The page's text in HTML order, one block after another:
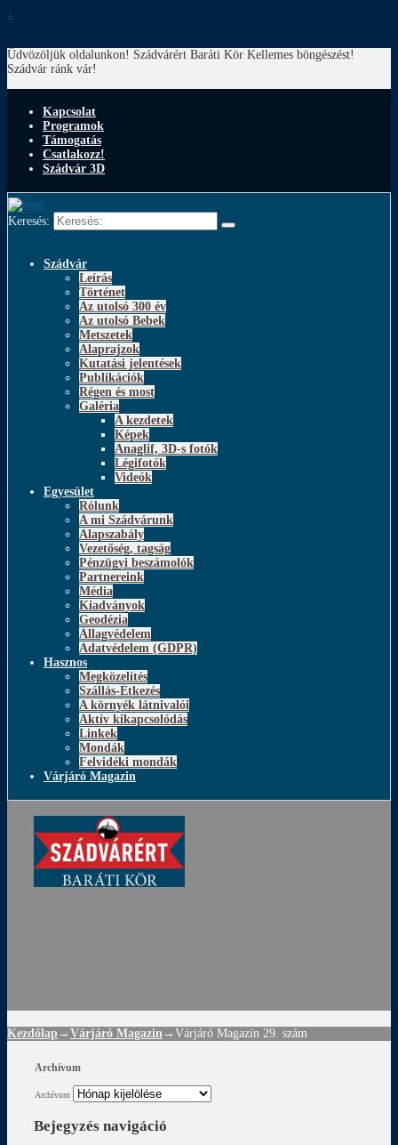
↓
Üdvözöljük oldalunkon! Szádvárért Baráti Kör Kellemes böngészést!
Szádvár ránk vár!
Kapcsolat
Programok
Támogatás
Csatlakozz!
Szádvár 3D
Keresés:
Szádvár
Leírás
Történet
Az utolsó 300 év
Az utolsó Bebek
Metszetek
Alaprajzok
Kutatási jelentések
Publikációk
Régen és most
Galéria
A kezdetek
Képek
Anaglif, 3D-s fotók
Légifotók
Videók
Egyesület
Rólunk
A mi Szádvárunk
Alapszabály
Vezetőség, tagság
Pénzügyi beszámolók
Partnereink
Média
Kiadványok
Geodézia
Állagvédelem
Adatvédelem (GDPR)
Hasznos
Megközelítés
Szállás-Étkezés
A környék látnivalói
Aktív kikapcsolódás
Linkek
Mondák
Felvidéki mondák
Várjáró Magazin
Kezdőlap → Várjáró Magazin → Várjáró Magazin 29. szám
Archívum
Archívum
Bejegyzés navigáció